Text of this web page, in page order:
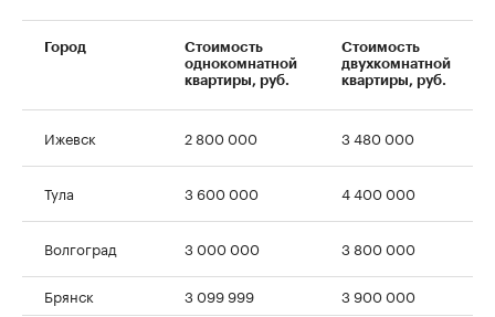
Город
Стоимость
однокомнатной
квартиры, руб.
Стоимость
двухкомнатной
квартиры, руб.
Ижевск 2 800 000 3 480 000
Тула 3 600 000 4 400 000
Волгоград 3 000 000 3 800 000
Брянск 3 099 999
3 900 000